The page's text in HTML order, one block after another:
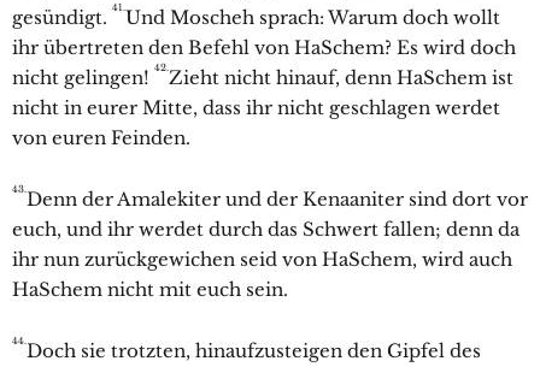
gesündigt. 41.Und Moscheh sprach: Warum doch wollt
ihr übertreten den Befehl von HaSchem? Es wird doch
nicht gelingen! 42.Zieht nicht hinauf, denn HaSchem ist
nicht in eurer Mitte, dass ihr nicht geschlagen werdet
von euren Feinden.
43.Denn der Amalekiter und der Kenaaniter sind dort vor
euch, und ihr werdet durch das Schwert fallen; denn da
ihr nun zurückgewichen seid von HaSchem, wird auch
HaSchem nicht mit euch sein.
44.Doch sie trotzten, hinaufzusteigen den Gipfel des